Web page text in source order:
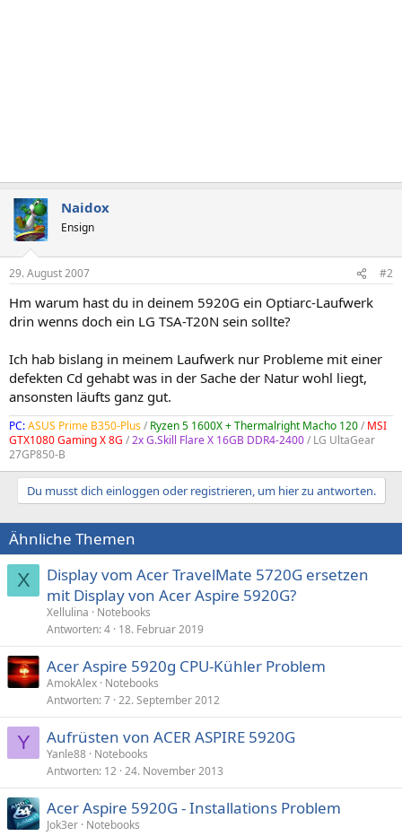
Naidox
Ensign
29. August 2007 #2
Hm warum hast du in deinem 5920G ein Optiarc-Laufwerk
drin wenns doch ein LG TSA-T20N sein sollte?
Ich hab bislang in meinem Laufwerk nur Probleme mit einer
defekten Cd gehabt was in der Sache der Natur wohl liegt,
ansonsten läufts ganz gut.
PC:ASUS Prime B350-Plus/ Ryzen 5 1600X + Thermalright Macho 120/ MSI
GTX1080 Gaming X 8G /2x G.Skill Flare X 16GB DDR4-2400/ LG UltaGear
27GP850-B
Du musst dich einloggen oder registrieren, um hier zu antworten.
Ähnliche Themen
X
Display vom Acer TravelMate 5720G ersetzen
mit Display von Acer Aspire 5920G?
Xellulina
Notebooks
Antworten 4 18. Februar 2019
Acer Aspire 5920g CPU-Kühler Problem
AmokAlex Notebooks
Antworten 7 22. September 2012
Y Aufrüsten von ACER ASPIRE 5920G
Yanle88 Notebooks
Antworten 12 24. November 2013
Acer Aspire 5920G - Installations Problem
Jok3er Notebooks